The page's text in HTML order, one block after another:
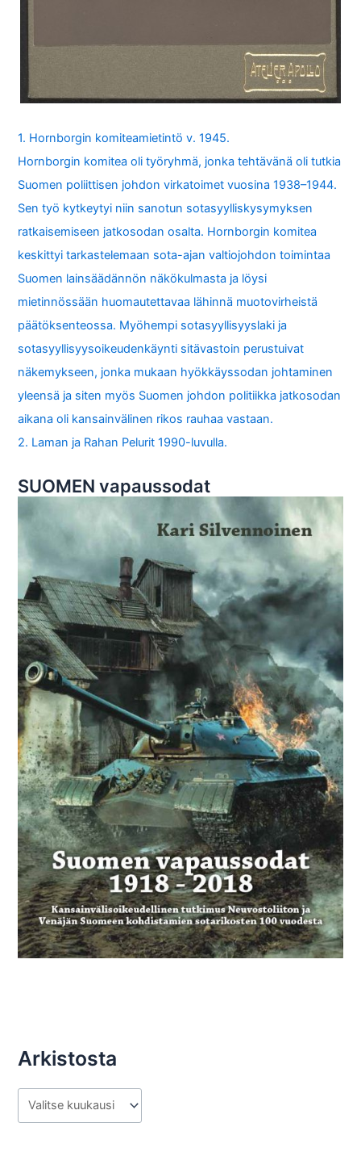
1. Hornborgin komiteamietintö v. 1945.
Hornborgin komitea oli työryhmä, jonka tehtävänä oli tutkia
Suomen poliittisen johdon virkatoimet vuosina 1938–1944.
Sen työ kytkeytyi niin sanotun sotasyylliskysymyksen
ratkaisemiseen jatkosodan osalta. Hornborgin komitea
keskittyi tarkastelemaan sota-ajan valtiojohdon toimintaa
Suomen lainsäädännön näkökulmasta ja löysi
mietinnössään huomautettavaa lähinnä muotovirheistä
päätöksenteossa. Myöhempi sotasyyllisyyslaki ja
sotasyyllisyysoikeudenkäynti sitävastoin perustuivat
näkemykseen, jonka mukaan hyökkäyssodan johtaminen
yleensä ja siten myös Suomen johdon politiikka jatkosodan
aikana oli kansainvälinen rikos rauhaa vastaan.
2. Laman ja Rahan Pelurit 1990-luvulla.
SUOMEN vapaussodat
Arkistosta
r